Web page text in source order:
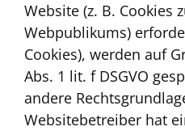
Website (z. B. Cookies
Webpublikums)
Cookies), werden auf
Abs. 1 lit. f DSGVO
andere
Websitebetreiber hat